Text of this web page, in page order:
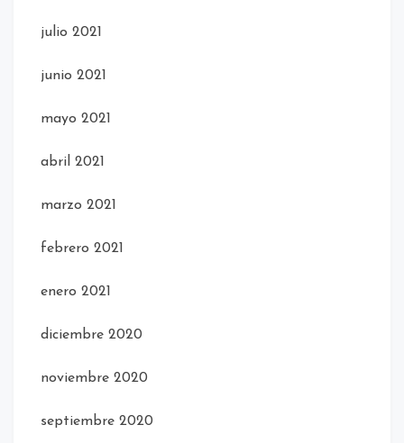
julio 2021
junio 2021
mayo 2021
abril 2021
marzo 2021
febrero 2021
enero 2021
diciembre 2020
noviembre 2020
septiembre 2020